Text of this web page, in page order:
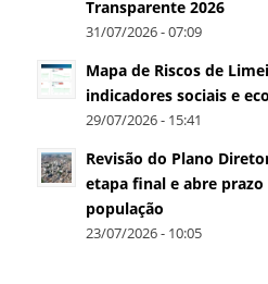
Transparente 2026
31/07/2026 - 07:09
Mapa de Riscos de
indicadores sociais e
29/07/2026 - 15:41
Revisão do Plano
etapa final e abre
população
23/07/2026 - 10:05